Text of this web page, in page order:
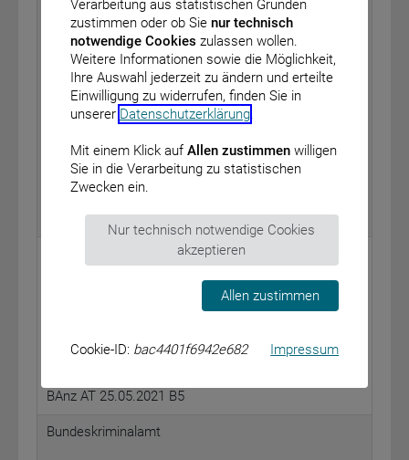
Bundesausschusses 1. über die Aufnahme von
Beratungen über eine Richtlinie zur Erprobung des
transkranialen Magnetresonanz-gesteuerten
fokussierten Ultraschalls zur Behandlung des
essentiellen Tremors sowie 2. zur Ermittlung
weiterer betroffener Medizinproduktehersteller und 3.
zur Aufforderung der betroffenen
Medizinproduktehersteller, die Sicherheitsberichte
sowie weitere klinische Daten einzureichen
vom: 20. Mai 2021
BAnz AT 25.05.2021 B4
Deutsche Bundesbank
Mitteilung Nr. 2001/2021 − Geschäftsbedingungen –
Bekanntmachung von Änderungen der Allgemeinen
ab 28. Juni 2021
BAnz AT 25.05.2021 B5
Bundeskriminalamt
Verarbeitung aus statistischen Gründen
zustimmen oder ob Sie nur technisch
notwendige Cookies zulassen wollen.
Weitere Informationen sowie die Möglichkeit,
Ihre Auswahl jederzeit zu ändern und erteilte
Einwilligung zu widerrufen, finden Sie in
unserer Datenschutzerklärung.
Mit einem Klick auf Allen zustimmenwilligen
Sie in die Verarbeitung zu statistischen
Zwecken ein.
Nur technisch notwendige Cookies
akzeptieren
Allen zustimmen
Cookie-ID: bac4401f6942e682 Impressum